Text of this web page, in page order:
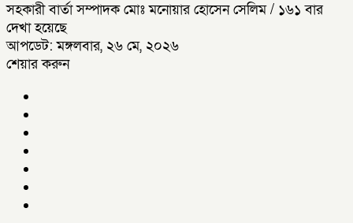
সহকারী বার্তা সম্পাদক মোঃ মনোয়ার হোসেন সেলিম/ ১৬১ বার
দেখা হয়েছে
আপডেট: মঙ্গলবার, ২৬ মে, ২০২৬
শেয়ার করুন